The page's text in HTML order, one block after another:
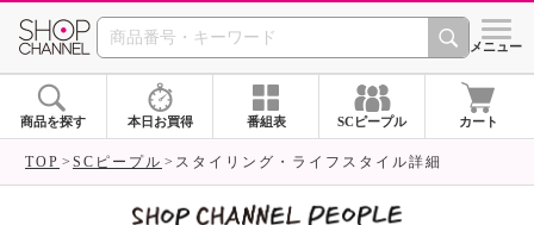
SHOP CHANNEL シメニュー
商品を探す 本日お買得 番組表 SCピープル カート
TOP SCピープル スタイリング・ライフスタイル詳細